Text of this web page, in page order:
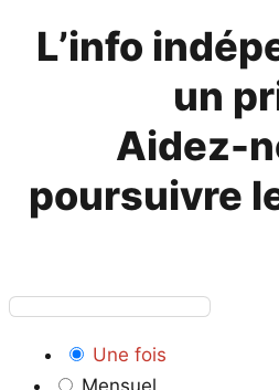
L’info
un
Aidez-
poursuivre
Une fois
Mensuel